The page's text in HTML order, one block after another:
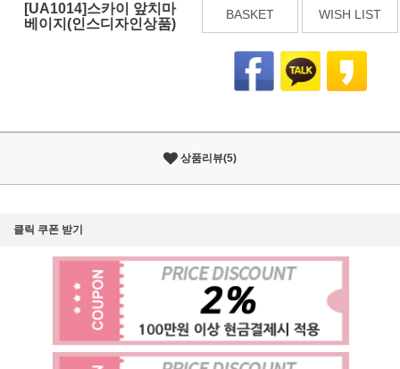
[UA1014]스카이 앞치마
베이지(인스디자인상품)
BASKET WISH LIST
상품리뷰(5)
클릭 쿠폰 받기